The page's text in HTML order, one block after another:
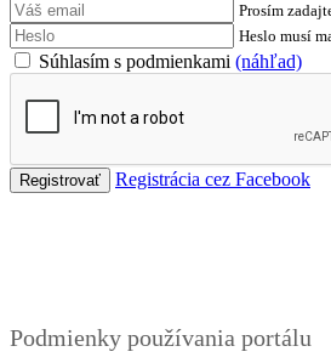
Prosím
Heslo musí
Súhlasím s podmienkami (náhľad)
Registrácia cez Facebook
Podmienky používania portálu